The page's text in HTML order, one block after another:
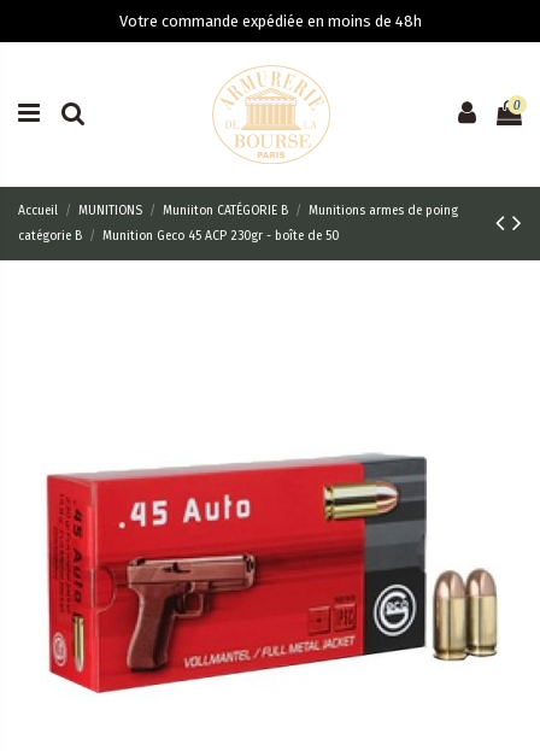
Votre commande expédiée en moins de 48h
0
Accueil MUNITIONS Muniiton CATÉGORIE B
Munitions armes de poing
catégorie B
Munition Geco 45 ACP 230gr - boîte de 50